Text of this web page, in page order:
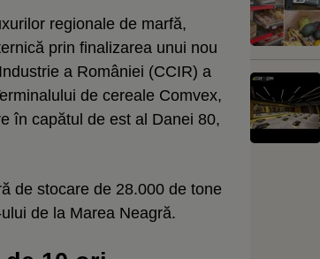
regionale de marfă,
prin finalizarea unui nou
a României (CCIR) a
de cereale Comvex,
în capătul de est al Danei 80,
de stocare de 28.000 de tone
de la Marea Neagră.